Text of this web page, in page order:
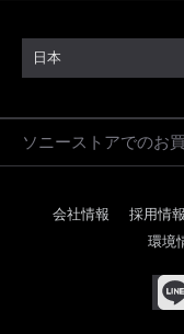
日本
ソニーストアでのお
会社情報 採用情報
環境